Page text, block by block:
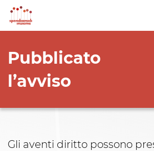
Pubblicato
l’avviso
Gli aventi diritto possono